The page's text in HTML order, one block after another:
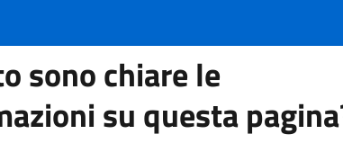
sono chiare le
su questa